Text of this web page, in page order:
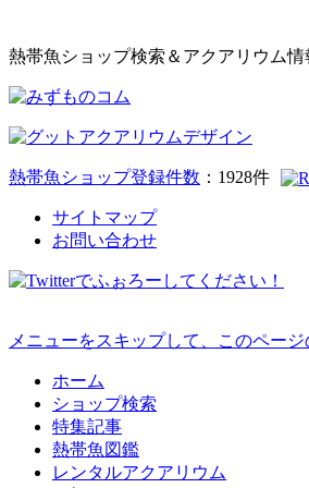
熱帯魚ショップ検索＆アクアリウム情
熱帯魚ショップ登録件数 ： 1928件
サイトマップ
お問い合わせ
メニューをスキップして、このペー
ホーム
ショップ検索
特集記事
熱帯魚図鑑
レンタルアクアリウム